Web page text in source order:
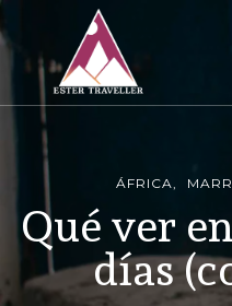
Ester
tu blog para vivir la aventura
ÁFRICA
Qué ver
días